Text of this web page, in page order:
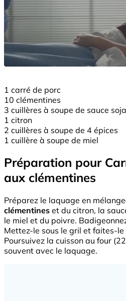
1 carré de porc
10 clémentines
3 cuillères à soupe de sauce soja
1 citron
2 cuillères à soupe de 4 épices
1 cuillère à soupe de miel
Préparation pour
aux clémentines
Préparez le laquage en
clémentines et du citron, la
le miel et du poivre.
Mettez-le sous le gril et faites-
Poursuivez la cuisson au four
souvent avec le laquage.